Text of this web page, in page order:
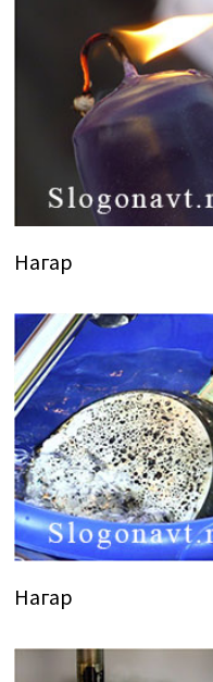
Нагар
Нагар